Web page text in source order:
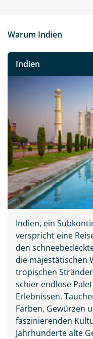
Warum Indien
Indien
Indien, ein
verspricht eine
den
die majestätischen
tropischen
schier endlose
Erlebnissen.
Farben, Gewürzen
faszinierenden
Jahrhunderte alte